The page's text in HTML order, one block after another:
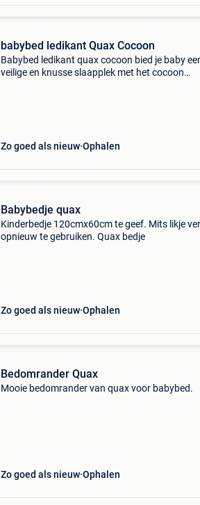
babybed ledikant Quax Cocoon
Babybed ledikant quax cocoon bied je baby
veilige en knusse slaapplek met het cocoon
Zo goed als nieuw Ophalen
Babybedje quax
Kinderbedje 120cmx60cm te geef. Mits likje
opnieuw te gebruiken. Quax bedje
Zo goed als nieuw Ophalen
Bedomrander Quax
Mooie bedomrander van quax voor babybed.
Zo goed als nieuw Ophalen